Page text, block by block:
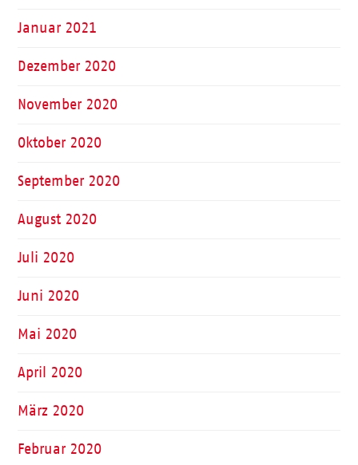
Januar 2021
Dezember 2020
November 2020
Oktober 2020
September 2020
August 2020
Juli 2020
Juni 2020
Mai 2020
April 2020
März 2020
Februar 2020